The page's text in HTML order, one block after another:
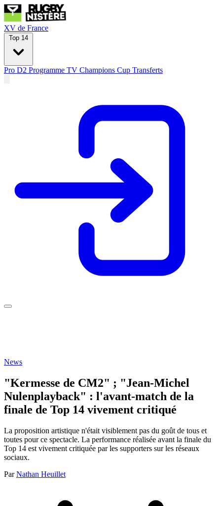
XV de France
Top 14
Pro D2 Programme TV Champions Cup Transferts
News
"Kermesse de CM2" ; "Jean-Michel
Nulenplayback" : l'avant-match de la
finale de Top 14 vivement critiqué
La proposition artistique n'était visiblement pas du goût de tous et
toutes pour ce spectacle. La performance réalisée avant la finale du
Top 14 est vivement critiquée par les supporters sur les réseaux
sociaux.
Par Nathan Heuillet